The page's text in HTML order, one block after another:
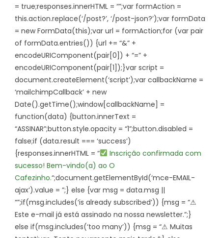
= true;responses.innerHTML = “”;var formAction =
this.action.replace(‘/post?’, ‘/post-json?’);var formData
= new FormData(this);var url = formAction;for (var pair
of formData.entries()) {url += “&” +
encodeURIComponent(pair[0]) + “=” +
encodeURIComponent(pair[1]);}var script =
document.createElement(‘script’);var callbackName =
‘mailchimpCallback’ + new
Date().getTime();window[callbackName] =
function(data) {button.innerText =
“ASSINAR”;button.style.opacity = “1”;button.disabled =
false;if (data.result === ‘success’)
{responses.innerHTML = “
Inscrição confirmada com
sucesso! Bem-vindo(a) ao O
Cafezinho.“;document.getElementById(‘mce-EMAIL-
ajax’).value = ”;} else {var msg = data.msg ||
“”;if(msg.includes(‘is already subscribed’)) {msg = “⚠
Este e-mail já está assinado na nossa newsletter.”;}
else if(msg.includes(‘too many’)) {msg = “⚠ Muitas